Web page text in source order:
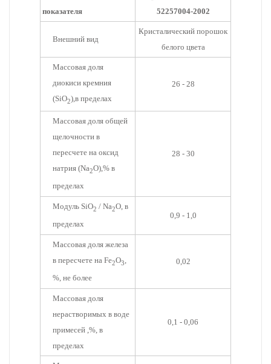
показателя
52257004-2002
Внешний вид
Кристалический порошок
белого цвета
Массовая доля
диокиси кремния
(SiO2),в пределах
26 - 28
Массовая доля общей
щелочности в
пересчете на оксид
натрия (Na2O),% в
пределах
28 - 30
Модуль SiO2 / Na2O, в
пределах
0,9 - 1,0
Массовая доля железа
в пересчете на Fe2O3
%, не более
0,02
Массовая доля
нерастворимых в воде
примесей ,%, в
пределах
0,1 - 0,06